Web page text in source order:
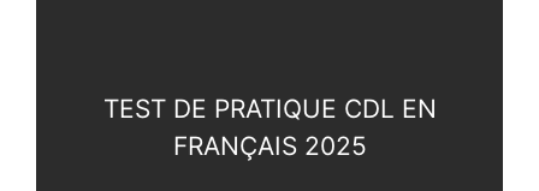
TEST DE PRATIQUE CDL EN
FRANÇAIS 2025